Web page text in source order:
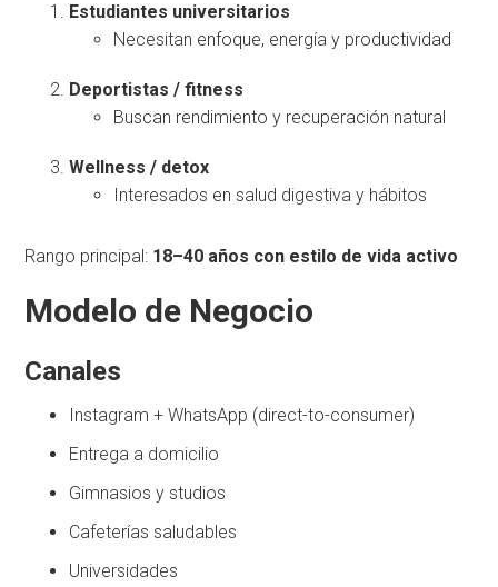
Estudiantes universitarios
Necesitan enfoque, energía y productividad
Deportistas / fitness
Buscan rendimiento y recuperación natural
Wellness / detox
Interesados en salud digestiva y hábitos
Rango principal: 18–40 años con estilo de vida activo
Modelo de Negocio
Canales
Instagram + WhatsApp (direct-to-consumer)
Entrega a domicilio
Gimnasios y studios
Cafeterías saludables
Universidades